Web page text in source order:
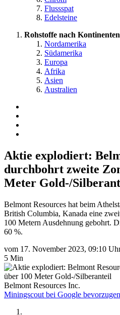
Flussspat
Edelsteine
Rohstoffe nach Kontinenten
Nordamerika
Südamerika
Europa
Afrika
Asien
Australien
Aktie explodiert:
durchbohrt zweite
Meter Gold-/
Belmont Resources hat beim
British Columbia, Kanada eine
100 Metern Ausdehnung gebohrt.
60 %.
vom 17. November 2023, 09:10
5 Min
Belmont Resources Inc.
Miningscout bei Google bevorzugen